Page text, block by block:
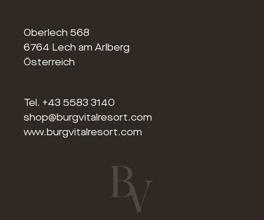
Oberlech 568
6764 Lech am Arlberg
Österreich
Tel. +43 5583 3140
shop@burgvitalresort.com
www.burgvitalresort.com